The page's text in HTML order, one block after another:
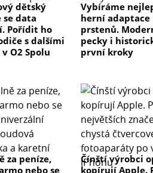
dětský
data
Pořídit ho
s dalšími
O2 Spolu
Vybíráme
herní adaptace
prstenů.
pecky i
první kroky
za peníze,
nebo se
Čínští výrobci
kopírují Apple.